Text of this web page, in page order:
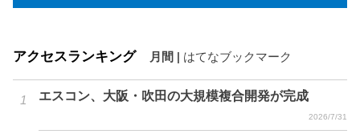
アクセスランキング 月間 | はてなブックマーク
エスコン、大阪・吹田の大規模複合開発が完成
2026/7/31